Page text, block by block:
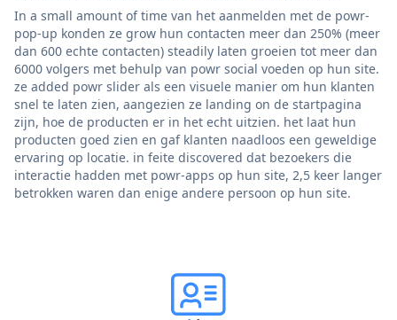
In a small amount of time van het aanmelden met de powr-
pop-up konden ze grow hun contacten meer dan 250% (meer
dan 600 echte contacten) steadily laten groeien tot meer dan
6000 volgers met behulp van powr social voeden op hun site.
ze added powr slider als een visuele manier om hun klanten
snel te laten zien, aangezien ze landing on de startpagina
zijn, hoe de producten er in het echt uitzien. het laat hun
producten goed zien en gaf klanten naadloos een geweldige
ervaring op locatie. in feite discovered dat bezoekers die
interactie hadden met powr-apps op hun site, 2,5 keer langer
betrokken waren dan enige andere persoon op hun site.